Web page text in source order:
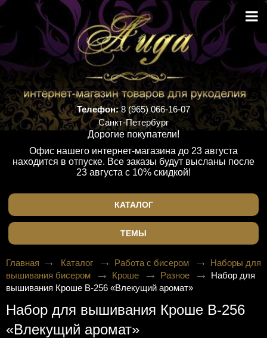
Телефон:8 (965) 066-16-07
Санкт-Петербург
Дорогие покупатели!
Офис нашего интернет-магазина до 23 августа
находится в отпуске. Все заказы будут высланы после
23 августа с 10% скидкой!
КАТАЛОГ
ТЕМЫ
Главная Каталог Работа с бисером
Наборы для
вышивания бисером
Кроше Разное
Набор для
вышивания Кроше В-256 «Влекущий аромат»
Набор для вышивания Кроше В-256
«Влекущий аромат»